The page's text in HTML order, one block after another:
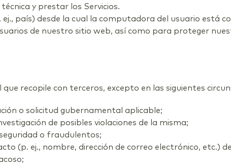
y prestar los Servicios.
país) desde la cual la computadora del usuario está
de nuestro sitio web, así como para proteger
recopile con terceros, excepto en las siguientes
o solicitud gubernamental aplicable;
de posibles violaciones de la misma;
o fraudulentos;
(p. ej., nombre, dirección de correo electrónico, etc.)